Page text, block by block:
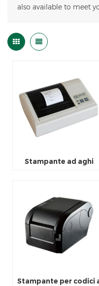
also available to meet
Stampante ad aghi
Stampante per codici